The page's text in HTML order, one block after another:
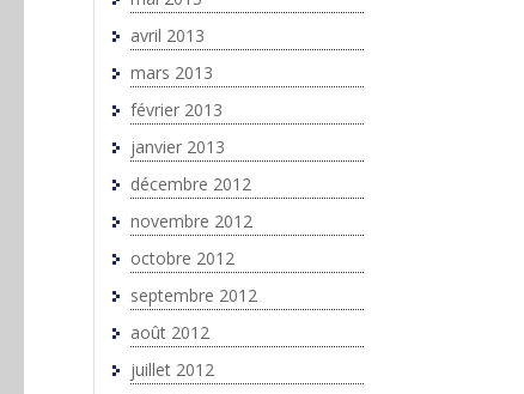
avril 2013
mars 2013
février 2013
janvier 2013
décembre 2012
novembre 2012
octobre 2012
septembre 2012
août 2012
juillet 2012